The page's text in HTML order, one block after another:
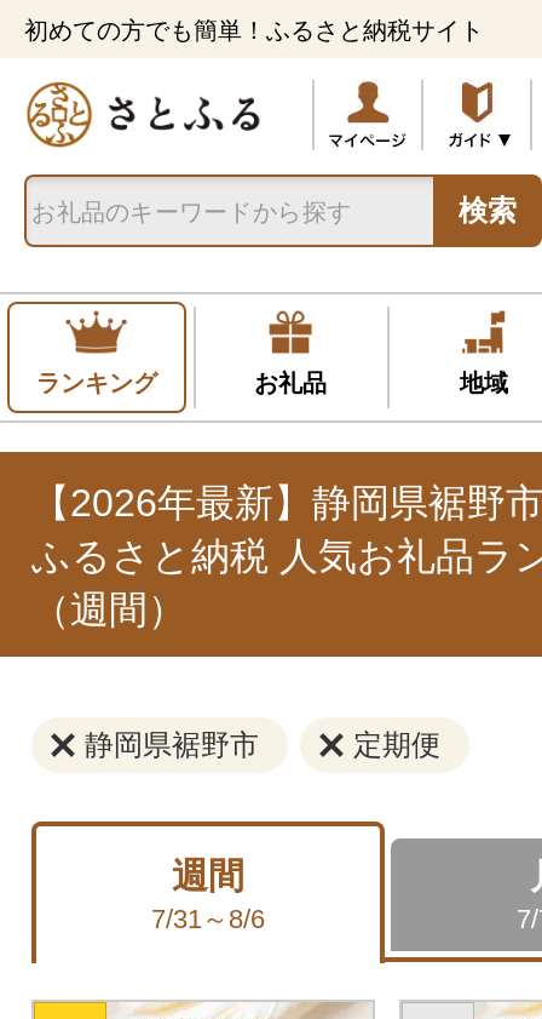
初めての方でも簡単！ふるさと納税サイト
検索
ランキング お礼品 地域
【2026年最新】静岡県裾野
ふるさと納税 人気お礼品ラ
（週間）
静岡県裾野市 定期便
週間
7/31～8/6